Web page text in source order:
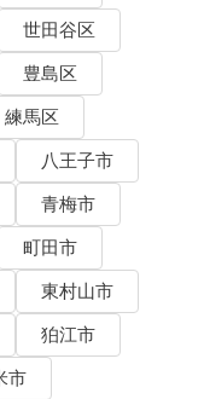
世田谷区
豊島区
練馬区
八王子市
青梅市
町田市
東村山市
狛江市
市